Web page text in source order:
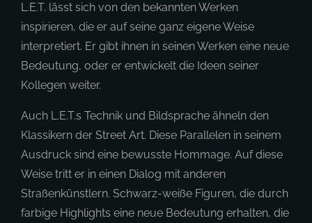
L.E.T. lässt sich von den bekannten Werken
inspirieren, die er auf seine ganz eigene Weise
interpretiert. Er gibt ihnen in seinen Werken eine neue
Bedeutung, oder er entwickelt die Ideen seiner
Kollegen weiter.
Auch L.E.T.s Technik und Bildsprache ähneln den
Klassikern der Street Art. Diese Parallelen in seinem
Ausdruck sind eine bewusste Hommage. Auf diese
Weise tritt er in einen Dialog mit anderen
Straßenkünstlern. Schwarz-weiße Figuren, die durch
farbige Highlights eine neue Bedeutung erhalten, die